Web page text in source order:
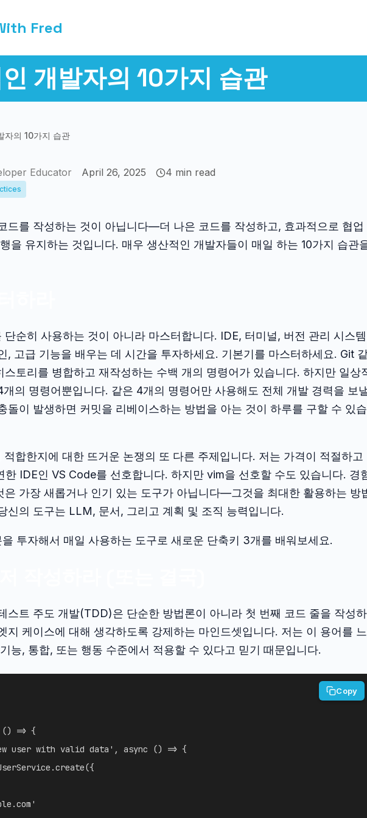
Fred
개발자의 10가지 습관
자의 10가지 습관
Educator April 26, 2025 4 min read
드를 작성하는 것이 아닙니다—더 나은 코드를 작성하고, 효과적으로 협업
을 유지하는 것입니다. 매우 생산적인 개발자들이 매일 하는 10가지 습관
순히 사용하는 것이 아니라 마스터합니다. IDE, 터미널, 버전 관리 시스템
, 고급 기능을 배우는 데 시간을 투자하세요. 기본기를 마스터하세요. Git
스토리를 병합하고 재작성하는 수백 개의 명령어가 있습니다. 하지만 일상
의 명령어뿐입니다. 같은 4개의 명령어만 사용해도 전체 개발 경력을 보
돌이 발생하면 커밋을 리베이스하는 방법을 아는 것이 하루를 구할 수 있습
합한지에 대한 뜨거운 논쟁의 또 다른 주제입니다. 저는 가격이 적절하고
한 IDE인 VS Code를 선호합니다. 하지만 vim을 선호할 수도 있습니다. 경
은 가장 새롭거나 인기 있는 도구가 아닙니다—그것을 최대한 활용하는 방
신의 도구는 LLM, 문서, 그리고 계획 및 조직 능력입니다.
투자해서 매일 사용하는 도구로 새로운 단축키 3개를 배워보세요.
스트 주도 개발(TDD)은 단순한 방법론이 아니라 첫 번째 코드 줄을 작성하
지 케이스에 대해 생각하도록 강제하는 마인드셋입니다. 저는 이 용어를 느
능, 통합, 또는 행동 수준에서 적용할 수 있다고 믿기 때문입니다.
() => {
user with valid data' , async () => {
.create({
Copy